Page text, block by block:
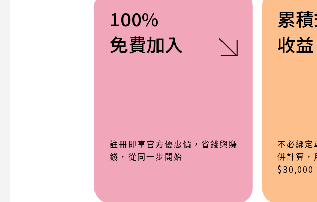
100%
免費加入
註冊即享官方優惠價，省錢與賺
錢，從同一步開始
累
收益
不必綁定
併計算
$30,000